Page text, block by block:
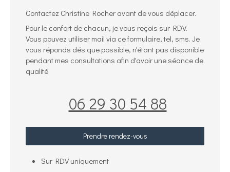
Contactez Christine Rocher avant de vous déplacer.
Pour le confort de chacun, je vous reçois sur RDV.
Vous pouvez utiliser mail via ce formulaire, tel, sms. Je
vous réponds dés que possible, n'étant pas disponible
pendant mes consultations afin d'avoir une séance de
qualité
06 29 30 54 88
Prendre rendez-vous
Sur RDV uniquement